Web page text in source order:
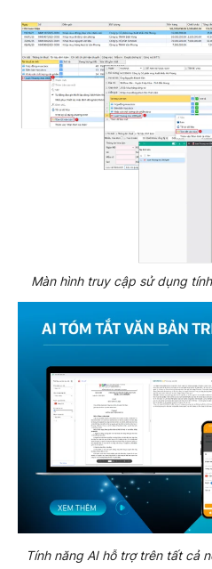
Màn hình truy cập sử dụng
Tính năng AI hỗ trợ trên tất cả